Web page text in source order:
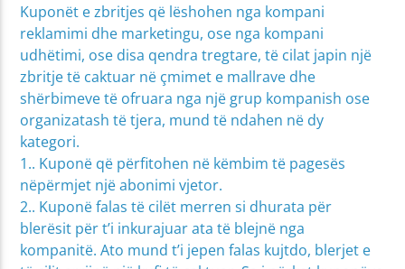
Kuponët e zbritjes që lëshohen nga kompani
reklamimi dhe marketingu, ose nga kompani
udhëtimi, ose disa qendra tregtare, të cilat japin një
zbritje të caktuar në çmimet e mallrave dhe
shërbimeve të ofruara nga një grup kompanish ose
organizatash të tjera, mund të ndahen në dy
kategori.
1.. Kuponë që përfitohen në këmbim të pagesës
nëpërmjet një abonimi vjetor.
2.. Kuponë falas të cilët merren si dhurata për
blerësit për t’i inkurajuar ata të blejnë nga
kompanitë. Ato mund t’i jepen falas kujtdo, blerjet e